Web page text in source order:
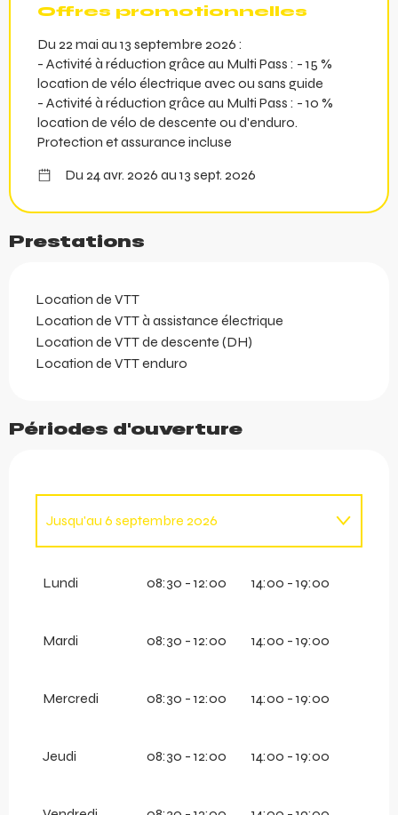
Offres promotionnelles
Du 22 mai au 13 septembre 2026 :
- Activité à réduction grâce au Multi Pass : - 15 %
location de vélo électrique avec ou sans guide
- Activité à réduction grâce au Multi Pass : - 10 %
location de vélo de descente ou d'enduro.
Protection et assurance incluse
Du 24 avr. 2026 au 13 sept. 2026
Prestations
Location de VTT
Location de VTT à assistance électrique
Location de VTT de descente (DH)
Location de VTT enduro
Périodes d'ouverture
Jusqu'au 6 septembre 2026
Lundi 08:30 - 12:00 14:00 - 19:00
Mardi 08:30 - 12:00 14:00 - 19:00
Mercredi 08:30 - 12:00 14:00 - 19:00
Jeudi 08:30 - 12:00 14:00 - 19:00